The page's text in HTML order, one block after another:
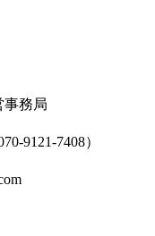
事務局
9121-7408）